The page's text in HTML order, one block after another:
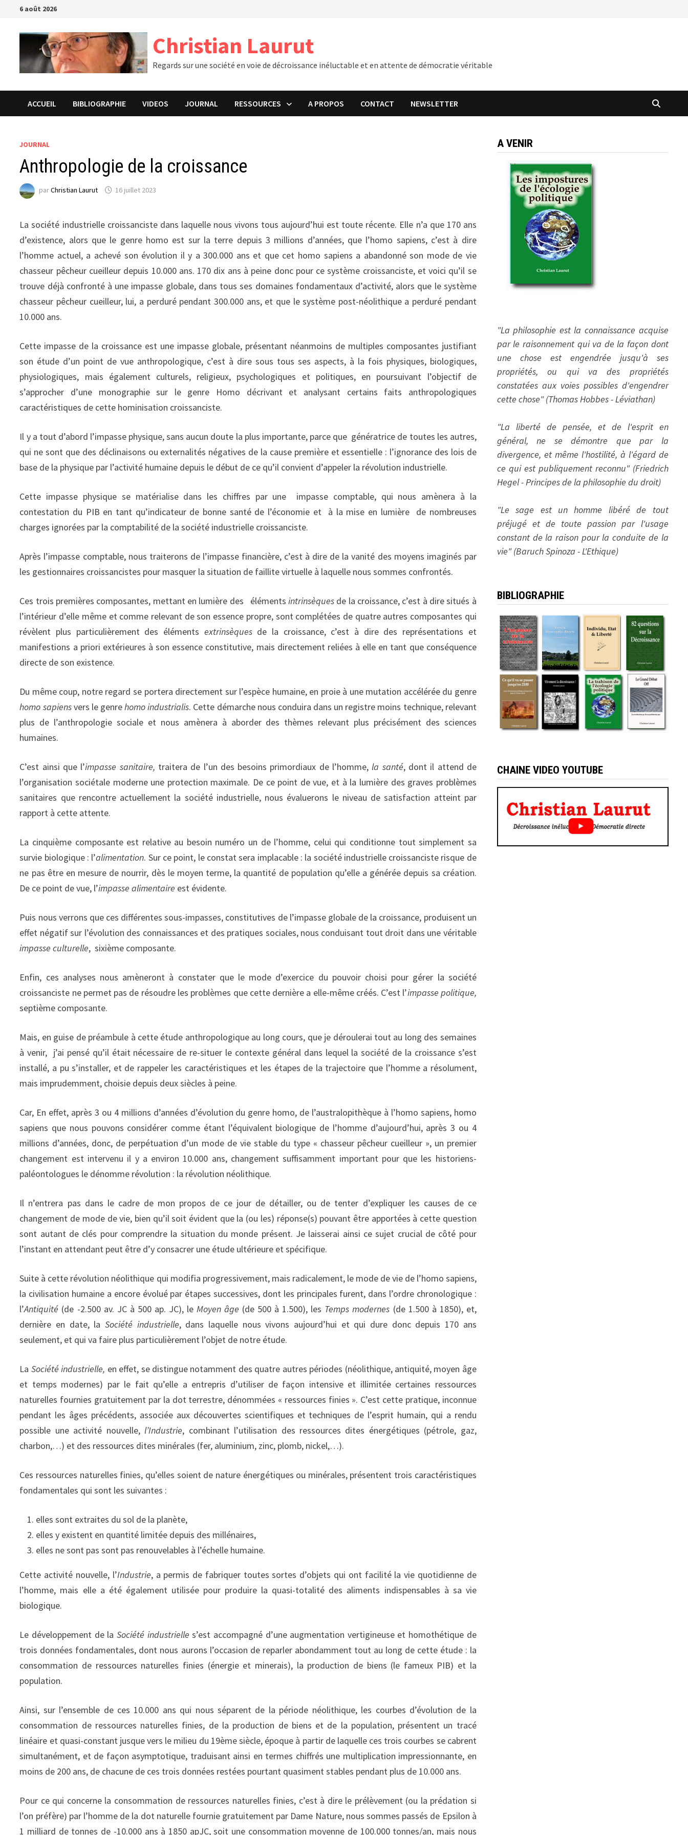
Passer
contenu
6 août 2026
Christian Laurut
Regards sur une société en voie de décroissance inéluctable et en attente de démocratie véritable
ACCUEIL BIBLIOGRAPHIE VIDEOS JOURNAL RESSOURCES A PROPOS CONTACT NEWSLETTER
JOURNAL
Anthropologie de la croissance
parChristian Laurut 16 juillet 2023
La société industrielle croissanciste dans laquelle nous vivons tous aujourd’hui est toute récente. Elle n’a que 170 ans
d’existence, alors que le genre homo est sur la terre depuis 3 millions d’années, que l’homo sapiens, c’est à dire
l’homme actuel, a achevé son évolution il y a 300.000 ans et que cet homo sapiens a abandonné son mode de vie
chasseur pêcheur cueilleur depuis 10.000 ans. 170 dix ans à peine donc pour ce système croissanciste, et voici qu’il se
trouve déjà confronté à une impasse globale, dans tous ses domaines fondamentaux d’activité, alors que le système
chasseur pêcheur cueilleur, lui, a perduré pendant 300.000 ans, et que le système post-néolithique a perduré pendant
10.000 ans.
Cette impasse de la croissance est une impasse globale, présentant néanmoins de multiples composantes justifiant
son étude d’un point de vue anthropologique, c’est à dire sous tous ses aspects, à la fois physiques, biologiques,
physiologiques, mais également culturels, religieux, psychologiques et politiques, en poursuivant l’objectif de
s’approcher d’une monographie sur le genre Homo décrivant et analysant certains faits anthropologiques
caractéristiques de cette hominisation croissanciste.
Il y a tout d’abord l’impasse physique, sans aucun doute la plus importante, parce que génératrice de toutes les autres,
qui ne sont que des déclinaisons ou externalités négatives de la cause première et essentielle : l’ignorance des lois de
base de la physique par l’activité humaine depuis le début de ce qu’il convient d’appeler la révolution industrielle.
Cette impasse physique se matérialise dans les chiffres par une impasse comptable, qui nous amènera à la
contestation du PIB en tant qu’indicateur de bonne santé de l’économie et à la mise en lumière de nombreuses
charges ignorées par la comptabilité de la société industrielle croissanciste.
Après l’impasse comptable, nous traiterons de l’impasse financière, c’est à dire de la vanité des moyens imaginés par
les gestionnaires croissancistes pour masquer la situation de faillite virtuelle à laquelle nous sommes confrontés.
Ces trois premières composantes, mettant en lumière des élémentsintrinsèques de la croissance, c’est à dire situés à
l’intérieur d’elle même et comme relevant de son essence propre, sont complétées de quatre autres composantes qui
révèlent plus particulièrement des éléments extrinsèques de la croissance, c’est à dire des représentations et
manifestions a priori extérieures à son essence constitutive, mais directement reliées à elle en tant que conséquence
directe de son existence.
Du même coup, notre regard se portera directement sur l’espèce humaine, en proie à une mutation accélérée du genre
homo sapiensvers le genrehomo industrialis. Cette démarche nous conduira dans un registre moins technique, relevant
plus de l’anthropologie sociale et nous amènera à aborder des thèmes relevant plus précisément des sciences
humaines.
C’est ainsi que l’impasse sanitaire, traitera de l’un des besoins primordiaux de l’homme,la santé, dont il attend de
l’organisation sociétale moderne une protection maximale. De ce point de vue, et à la lumière des graves problèmes
sanitaires que rencontre actuellement la société industrielle, nous évaluerons le niveau de satisfaction atteint par
rapport à cette attente.
La cinquième composante est relative au besoin numéro un de l’homme, celui qui conditionne tout simplement sa
survie biologique : l’alimentation. Sur ce point, le constat sera implacable : la société industrielle croissanciste risque de
ne pas être en mesure de nourrir, dès le moyen terme, la quantité de population qu’elle a générée depuis sa création.
De ce point de vue, l’impasse alimentaire est évidente.
Puis nous verrons que ces différentes sous-impasses, constitutives de l’impasse globale de la croissance, produisent un
effet négatif sur l’évolution des connaissances et des pratiques sociales, nous conduisant tout droit dans une véritable
impasse culturelle, sixième composante.
Enfin, ces analyses nous amèneront à constater que le mode d’exercice du pouvoir choisi pour gérer la société
croissanciste ne permet pas de résoudre les problèmes que cette dernière a elle-même créés. C’est l’impasse politique,
septième composante.
Mais, en guise de préambule à cette étude anthropologique au long cours, que je déroulerai tout au long des semaines
à venir, j’ai pensé qu’il était nécessaire de re-situer le contexte général dans lequel la société de la croissance s’est
installé, a pu s’installer, et de rappeler les caractéristiques et les étapes de la trajectoire que l’homme a résolument,
mais imprudemment, choisie depuis deux siècles à peine.
Car, En effet, après 3 ou 4 millions d’années d’évolution du genre homo, de l’australopithèque à l’homo sapiens, homo
sapiens que nous pouvons considérer comme étant l’équivalent biologique de l’homme d’aujourd’hui, après 3 ou 4
millions d’années, donc, de perpétuation d’un mode de vie stable du type « chasseur pêcheur cueilleur », un premier
changement est intervenu il y a environ 10.000 ans, changement suffisamment important pour que les historiens-
paléontologues le dénomme révolution : la révolution néolithique.
Il n’entrera pas dans le cadre de mon propos de ce jour de détailler, ou de tenter d’expliquer les causes de ce
changement de mode de vie, bien qu’il soit évident que la (ou les) réponse(s) pouvant être apportées à cette question
sont autant de clés pour comprendre la situation du monde présent. Je laisserai ainsi ce sujet crucial de côté pour
l’instant en attendant peut être d’y consacrer une étude ultérieure et spécifique.
Suite à cette révolution néolithique qui modifia progressivement, mais radicalement, le mode de vie de l’homo sapiens,
la civilisation humaine a encore évolué par étapes successives, dont les principales furent, dans l’ordre chronologique :
l’Antiquité (de -2.500 av. JC à 500 ap. JC), le Moyen âge (de 500 à 1.500), les Temps modernes (de 1.500 à 1850), et,
dernière en date, laSociété industrielle, dans laquelle nous vivons aujourd’hui et qui dure donc depuis 170 ans
seulement, et qui va faire plus particulièrement l’objet de notre étude.
La Société industrielle, en effet, se distingue notamment des quatre autres périodes (néolithique, antiquité, moyen âge
et temps modernes) par le fait qu’elle a entrepris d’utiliser de façon intensive et illimitée certaines ressources
naturelles fournies gratuitement par la dot terrestre, dénommées « ressources finies ». C’est cette pratique, inconnue
pendant les âges précédents, associée aux découvertes scientifiques et techniques de l’esprit humain, qui a rendu
possible une activité nouvelle,l’Industrie, combinant l’utilisation des ressources dites énergétiques (pétrole, gaz,
charbon,…) et des ressources dites minérales (fer, aluminium, zinc, plomb, nickel,…).
Ces ressources naturelles finies, qu’elles soient de nature énergétiques ou minérales, présentent trois caractéristiques
fondamentales qui sont les suivantes :
elles sont extraites du sol de la planète,
elles y existent en quantité limitée depuis des millénaires,
elles ne sont pas sont pas renouvelables à l’échelle humaine.
Cette activité nouvelle, l’Industrie, a permis de fabriquer toutes sortes d’objets qui ont facilité la vie quotidienne de
l’homme, mais elle a été également utilisée pour produire la quasi-totalité des aliments indispensables à sa vie
biologique.
Le développement de la Société industrielle s’est accompagné d’une augmentation vertigineuse et homothétique de
trois données fondamentales, dont nous aurons l’occasion de reparler abondamment tout au long de cette étude : la
consommation de ressources naturelles finies (énergie et minerais), la production de biens (le fameux PIB) et la
population.
Ainsi, sur l’ensemble de ces 10.000 ans qui nous séparent de la période néolithique, les courbes d’évolution de la
consommation de ressources naturelles finies, de la production de biens et de la population, présentent un tracé
linéaire et quasi-constant jusque vers le milieu du 19ème siècle, époque à partir de laquelle ces trois courbes se cabrent
simultanément, et de façon asymptotique, traduisant ainsi en termes chiffrés une multiplication impressionnante, en
moins de 200 ans, de chacune de ces trois données restées pourtant quasiment stables pendant plus de 10.000 ans.
Pour ce qui concerne la consommation de ressources naturelles finies, c’est à dire le prélèvement (ou la prédation si
l’on préfère) par l’homme de la dot naturelle fournie gratuitement par Dame Nature, nous sommes passés de Epsilon à
1 milliard de tonnes de -10.000 ans à 1850 apJC, soit une consommation moyenne de 100.000 tonnes/an, mais nous
A VENIR
"La philosophie est la connaissance acquise
par le raisonnement qui va de la façon dont
une chose est engendrée jusqu'à ses
propriétés, ou qui va des propriétés
constatées aux voies possibles d'engendrer
cette chose" (Thomas Hobbes - Léviathan)
"La liberté de pensée, et de l'esprit en
général, ne se démontre que par la
divergence, et même l'hostilité, à l'égard de
ce qui est publiquement reconnu" (Friedrich
Hegel - Principes de la philosophie du droit)
"Le sage est un homme libéré de tout
préjugé et de toute passion par l'usage
constant de la raison pour la conduite de la
vie" (Baruch Spinoza - L'Ethique)
BIBLIOGRAPHIE
CHAINE VIDEO YOUTUBE